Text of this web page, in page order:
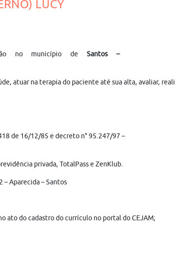
LUCY
no município de Santos –
atuar na terapia do paciente até sua alta, avaliar,
de 16/12/85 e decreto n° 95.247/97 –
privada, TotalPass e ZenKlub.
– Aparecida – Santos
ato do cadastro do currículo no portal do CEJAM;